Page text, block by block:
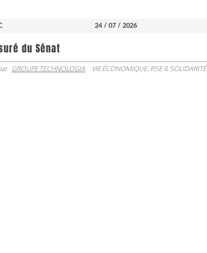
24 / 07 / 2026
du Sénat
GROUPE TECHNOLOGIA VIE ÉCONOMIQUE, RSE & SOLIDARITÉ